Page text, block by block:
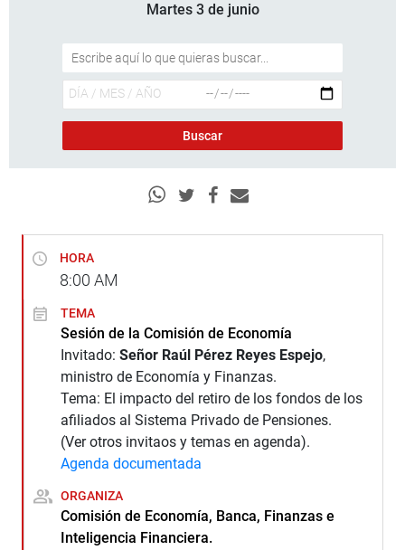
Martes 3 de junio
HORA
8:00 AM
TEMA
Sesión de la Comisión de Economía
Invitado: Señor Raúl Pérez Reyes Espejo,
ministro de Economía y Finanzas.
Tema: El impacto del retiro de los fondos de los
afiliados al Sistema Privado de Pensiones.
(Ver otros invitaos y temas en agenda).
Agenda documentada
ORGANIZA
Comisión de Economía, Banca, Finanzas e
Inteligencia Financiera.